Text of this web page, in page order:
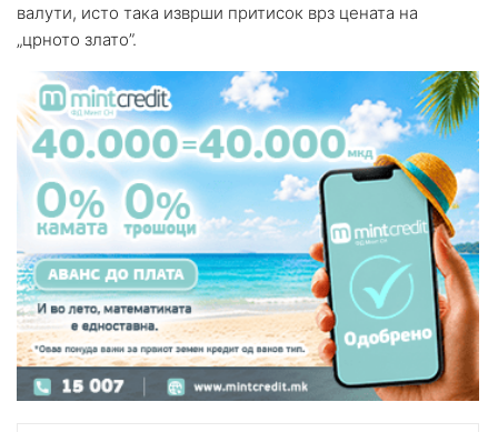
валути, исто така изврши притисок врз цената на
„црното злато”.